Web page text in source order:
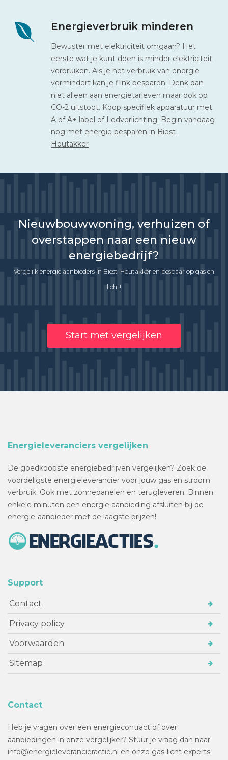
Energieverbruik minderen
Bewuster met elektriciteit omgaan? Het
eerste wat je kunt doen is minder elektriciteit
verbruiken. Als je het verbruik van energie
vermindert kan je flink besparen. Denk dan
niet alleen aan energietarieven maar ook op
CO-2 uitstoot. Koop specifiek apparatuur met
A of A+ label of Ledverlichting. Begin vandaag
nog met energie besparen in Biest-
Houtakker
Nieuwbouwwoning, verhuizen of
overstappen naar een nieuw
energiebedrijf?
Vergelijk energie aanbieders in Biest-Houtakker en bespaar op gas en
licht!
Start met vergelijken
Energieleveranciers vergelijken
De goedkoopste energiebedrijven vergelijken? Zoek de
voordeligste energieleverancier voor jouw gas en stroom
verbruik. Ook met zonnepanelen en terugleveren. Binnen
enkele minuten een energie aanbieding afsluiten bij de
energie-aanbieder met de laagste prijzen!
Support
Contact
Privacy policy
Voorwaarden
Sitemap
Contact
Heb je vragen over een energiecontract of over
aanbiedingen in onze vergelijker? Stuur je vraag dan naar
info@energieleverancieractie.nl en onze gas-licht experts